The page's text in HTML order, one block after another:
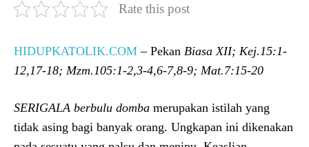
Rate this post
HIDUPKATOLIK.COM – Pekan Biasa XII; Kej.15:1-
12,17-18; Mzm.105:1-2,3-4,6-7,8-9; Mat.7:15-20
SERIGALA berbulu domba merupakan istilah yang
tidak asing bagi banyak orang. Ungkapan ini dikenakan